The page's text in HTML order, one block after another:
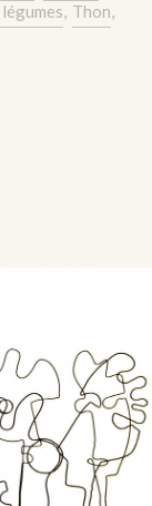
, Thon,